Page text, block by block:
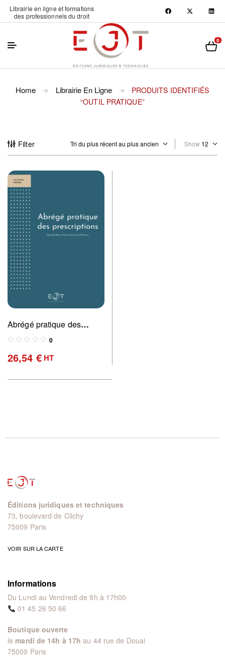
Librairie en ligne et formations
des professionnels du droit
0
Home Librairie En Ligne
PRODUITS IDENTIFIÉS
“OUTIL PRATIQUE”
Filter Show
Abrégé pratique des
prescriptions
0
26,54 €HT
Éditions juridiques et techniques
73, boulevard de Clichy
75009 Paris
VOIR SUR LA CARTE
Informations
Du Lundi au Vendredi de 9h à 17h00
01 45 26 50 66
Boutique ouverte
le mardi de 14h à 17h au 44 rue de Douai
75009 Paris